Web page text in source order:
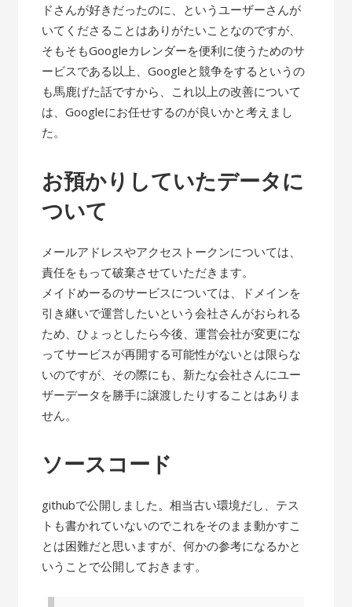
ドさんが好きだったのに、というユーザーさんが
いてくださることはありがたいことなのですが、
そもそもGoogleカレンダーを便利に使うためのサ
ービスである以上、Googleと競争をするというの
も馬鹿げた話ですから、これ以上の改善について
は、Googleにお任せするのが良いかと考えまし
た。
お預かりしていたデータに
ついて
メールアドレスやアクセストークンについては、
責任をもって破棄させていただきます。
メイドめーるのサービスについては、ドメインを
引き継いで運営したいという会社さんがおられる
ため、ひょっとしたら今後、運営会社が変更にな
ってサービスが再開する可能性がないとは限らな
いのですが、その際にも、新たな会社さんにユー
ザーデータを勝手に譲渡したりすることはありま
せん。
ソースコード
githubで公開しました。相当古い環境だし、テス
トも書かれていないのでこれをそのまま動かすこ
とは困難だと思いますが、何かの参考になるかと
いうことで公開しておきます。